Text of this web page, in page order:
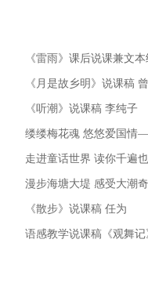
《雷雨》课后说课兼文
《月是故乡明》说课稿
《听潮》说课稿 李纯子
缕缕梅花魂 悠悠爱国情
走进童话世界 读你千遍
漫步海塘大堤 感受大潮
《散步》说课稿 任为
语感教学说课稿《观舞记